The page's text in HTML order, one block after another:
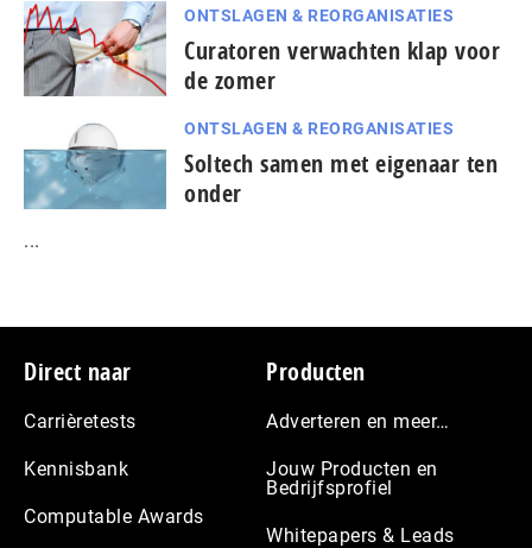
ONTSLAGEN & REORGANISATIES
Curatoren verwachten klap voor
de zomer
ONTSLAGEN & REORGANISATIES
Soltech samen met eigenaar ten
onder
...
Footer
Direct naar
Carrièretests
Kennisbank
Computable Awards
Producten
Adverteren en meer…
Jouw Producten en
Bedrijfsprofiel
Whitepapers & Leads